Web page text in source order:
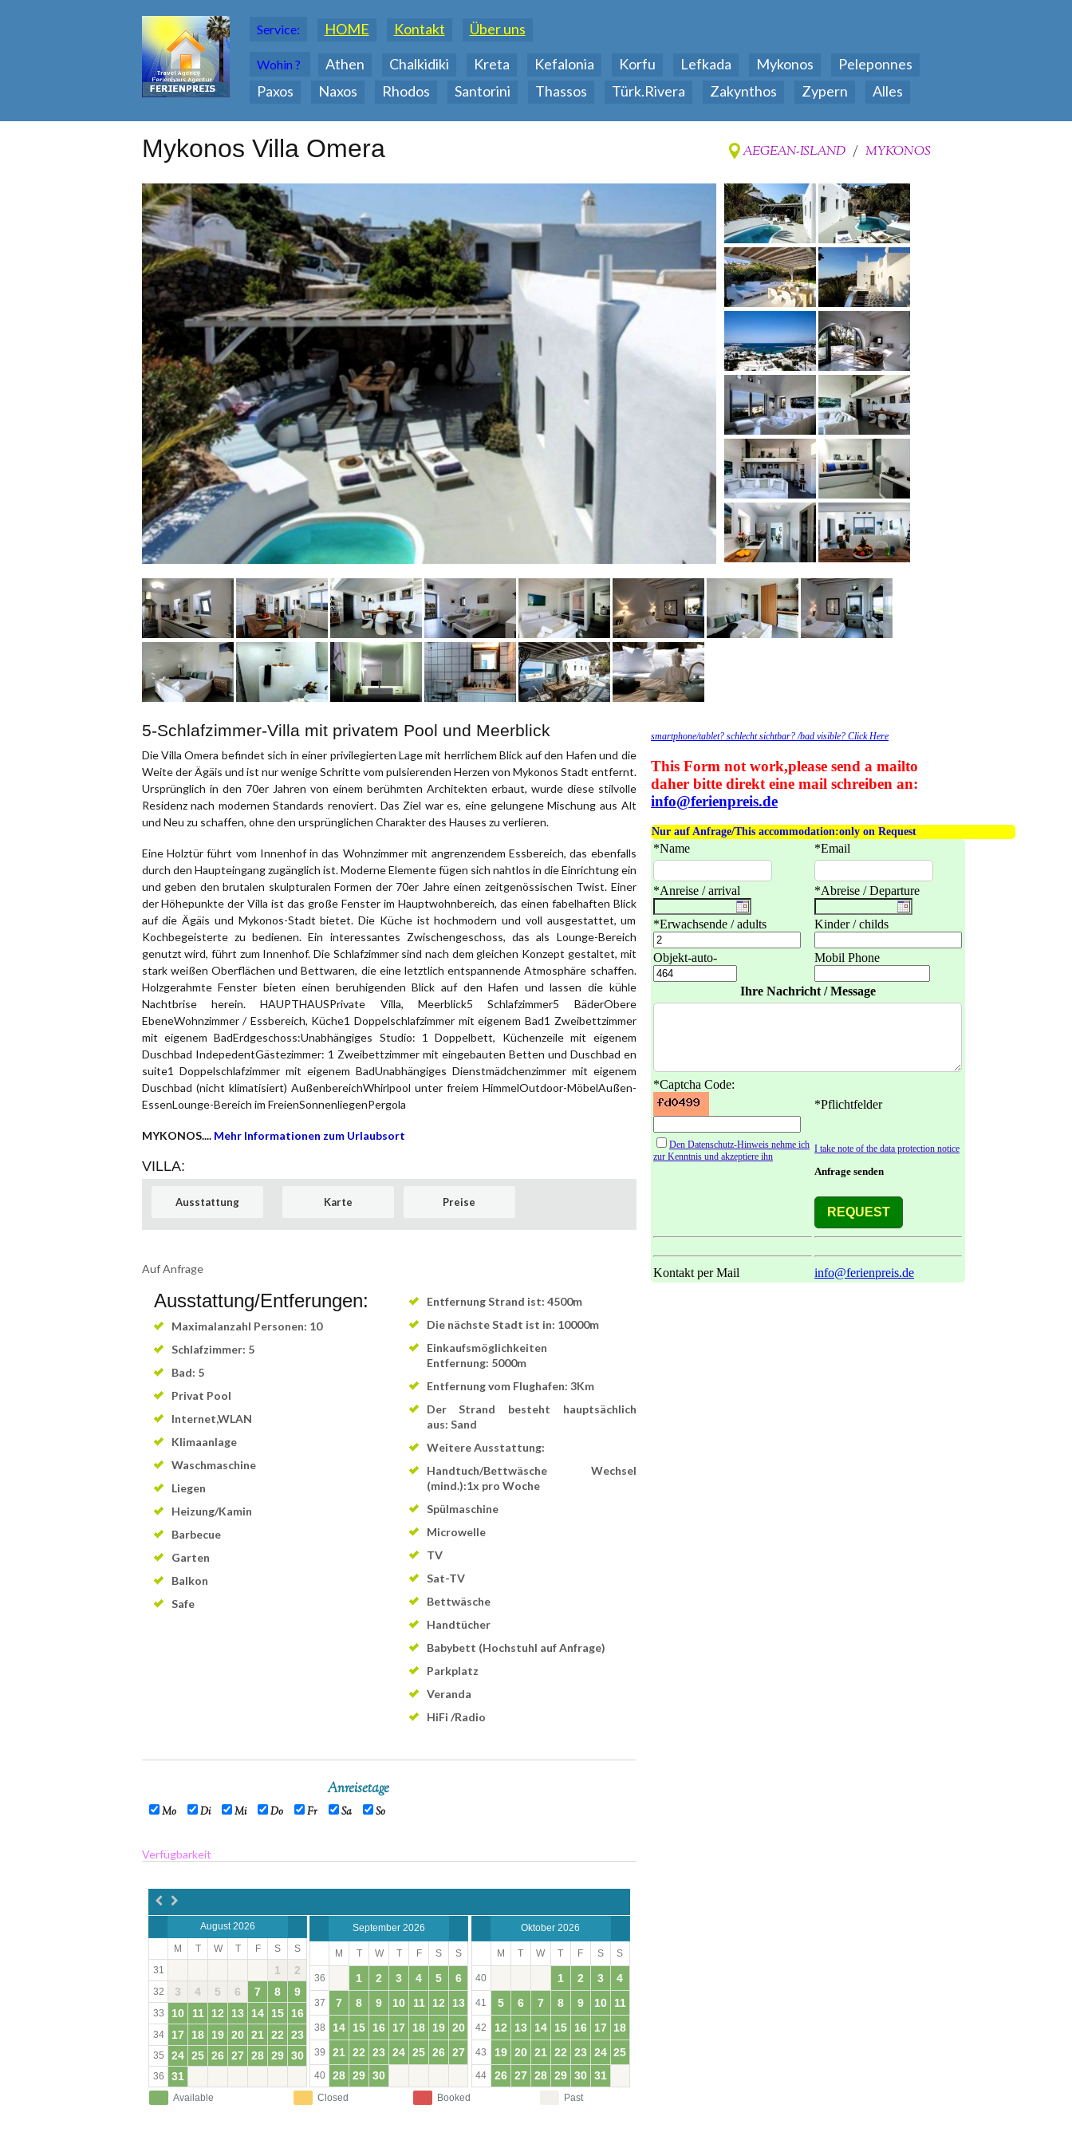
Service: HOME Kontakt Über uns
Wohin ? Athen Chalkidiki Kreta Kefalonia Korfu Lefkada Mykonos
Peleponnes
Paxos
Naxos Rhodos Santorini Thassos Türk.Rivera Zakynthos Zypern Alles
Mykonos Villa Omera AEGEAN-ISLAND/ MYKONOS
5-Schlafzimmer-Villa mit privatem Pool und Meerblick
Die Villa Omera befindet sich in einer privilegierten Lage mit herrlichem Blick auf den Hafen und die
Weite der Ägäis und ist nur wenige Schritte vom pulsierenden Herzen von Mykonos Stadt entfernt.
Ursprünglich in den 70er Jahren von einem berühmten Architekten erbaut, wurde diese stilvolle
Residenz nach modernen Standards renoviert. Das Ziel war es, eine gelungene Mischung aus Alt
und Neu zu schaffen, ohne den ursprünglichen Charakter des Hauses zu verlieren.
Eine Holztür führt vom Innenhof in das Wohnzimmer mit angrenzendem Essbereich, das ebenfalls
durch den Haupteingang zugänglich ist. Moderne Elemente fügen sich nahtlos in die Einrichtung ein
und geben den brutalen skulpturalen Formen der 70er Jahre einen zeitgenössischen Twist. Einer
der Höhepunkte der Villa ist das große Fenster im Hauptwohnbereich, das einen fabelhaften Blick
auf die Ägäis und Mykonos-Stadt bietet. Die Küche ist hochmodern und voll ausgestattet, um
Kochbegeisterte zu bedienen. Ein interessantes Zwischengeschoss, das als Lounge-Bereich
genutzt wird, führt zum Innenhof. Die Schlafzimmer sind nach dem gleichen Konzept gestaltet, mit
stark weißen Oberflächen und Bettwaren, die eine letztlich entspannende Atmosphäre schaffen.
Holzgerahmte Fenster bieten einen beruhigenden Blick auf den Hafen und lassen die kühle
Nachtbrise herein. HAUPTHAUSPrivate Villa, Meerblick5 Schlafzimmer5 BäderObere
EbeneWohnzimmer / Essbereich, Küche1 Doppelschlafzimmer mit eigenem Bad1 Zweibettzimmer
mit eigenem BadErdgeschoss:Unabhängiges Studio: 1 Doppelbett, Küchenzeile mit eigenem
Duschbad IndepedentGästezimmer: 1 Zweibettzimmer mit eingebauten Betten und Duschbad en
suite1 Doppelschlafzimmer mit eigenem BadUnabhängiges Dienstmädchenzimmer mit eigenem
Duschbad (nicht klimatisiert) AußenbereichWhirlpool unter freiem HimmelOutdoor-MöbelAußen-
EssenLounge-Bereich im FreienSonnenliegenPergola
MYKONOS.... Mehr Informationen zum Urlaubsort
VILLA:
Ausstattung Karte Preise
Auf Anfrage
Ausstattung/Entferungen:
Maximalanzahl Personen: 10
Schlafzimmer: 5
Bad: 5
Privat Pool
Internet,WLAN
Klimaanlage
Waschmaschine
Liegen
Heizung/Kamin
Barbecue
Garten
Balkon
Safe
Entfernung Strand ist: 4500m
Die nächste Stadt ist in: 10000m
Einkaufsmöglichkeiten
Entfernung: 5000m
Entfernung vom Flughafen: 3Km
Der Strand besteht hauptsächlich
aus: Sand
Weitere Ausstattung:
Handtuch/Bettwäsche Wechsel
(mind.):1x pro Woche
Spülmaschine
Microwelle
TV
Sat-TV
Bettwäsche
Handtücher
Babybett (Hochstuhl auf Anfrage)
Parkplatz
Veranda
HiFi /Radio
Anreisetage
Mo Di Mi Do Fr Sa So
Verfügbarkeit